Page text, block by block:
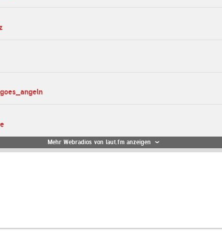
Mehr Webradios von laut.fm anzeigen